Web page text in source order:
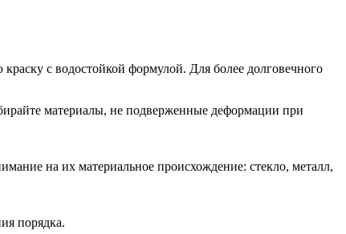
с водостойкой формулой. Для более долговечного
материалы, не подверженные деформации при
на их материальное происхождение: стекло, металл,
порядка.